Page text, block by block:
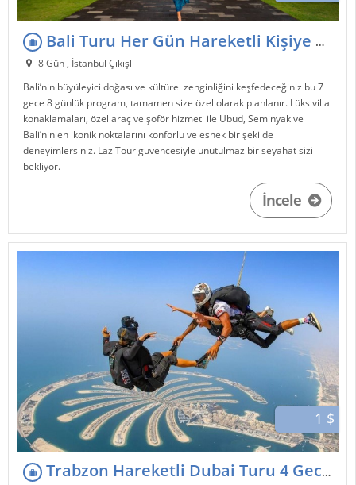
Bali Turu Her Gün Hareketli Kişiye Özel Lux Gezgin Paket
8 Gün , İstanbul Çıkışlı
Bali’nin büyüleyici doğası ve kültürel zenginliğini keşfedeceğiniz bu 7
gece 8 günlük program, tamamen size özel olarak planlanır. Lüks villa
konaklamaları, özel araç ve şoför hizmeti ile Ubud, Seminyak ve
Bali’nin en ikonik noktalarını konforlu ve esnek bir şekilde
deneyimlersiniz. Laz Tour güvencesiyle unutulmaz bir seyahat sizi
bekliyor.
İncele
1 $
Trabzon Hareketli Dubai Turu 4 Gece 5 Gün - Gruplara Özel Tur